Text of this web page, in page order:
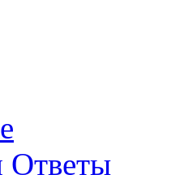
Ответы